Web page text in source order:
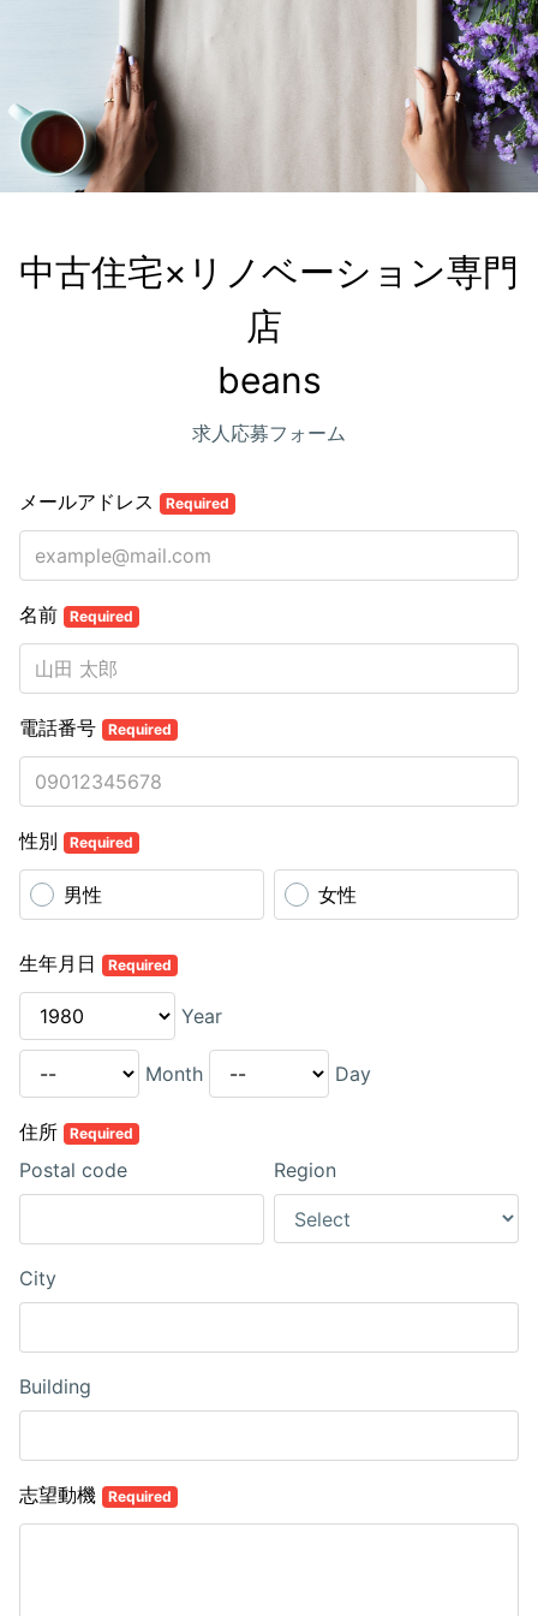
中古住宅×リノベーション専門
店
beans
求人応募フォーム
メールアドレス Required
名前 Required
電話番号 Required
性別 Required
男性 女性
生年月日 Required
Year
Month Day
住所 Required
Postal code Region
City
Building
志望動機 Required